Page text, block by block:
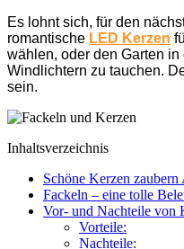
Es lohnt sich, für den
romantische LED Kerzen
wählen, oder den Garten
Windlichtern zu tauchen.
sein.
Inhaltsverzeichnis
Schöne Kerzen zaubern
Fackeln – eine tolle
Vor- und Nachteile von
Vorteile:
Nachteile: